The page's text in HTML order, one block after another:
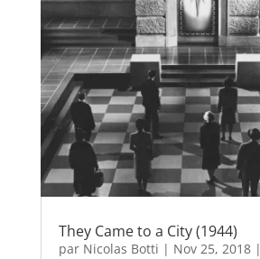
They Came to a City (1944)
par Nicolas Botti | Nov 25, 2018|